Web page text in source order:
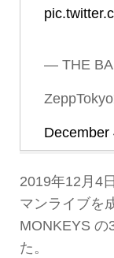
— THE
December
2019年12月4
マンライブを
MONKEYS の
た。